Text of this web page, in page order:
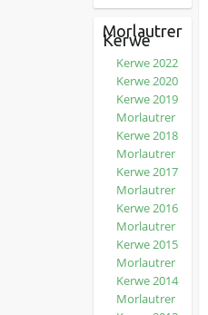
Morlautrer
Kerwe
Kerwe 2022
Kerwe 2020
Kerwe 2019
Morlautrer
Kerwe 2018
Morlautrer
Kerwe 2017
Morlautrer
Kerwe 2016
Morlautrer
Kerwe 2015
Morlautrer
Kerwe 2014
Morlautrer